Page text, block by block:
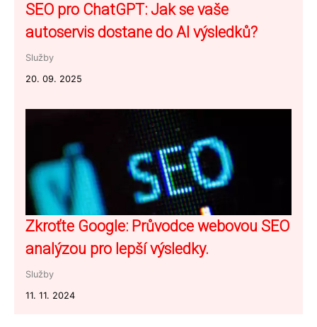
SEO pro ChatGPT: Jak se vaše
autoservis dostane do AI výsledků?
Služby
20. 09. 2025
Zkroťte Google: Průvodce webovou SEO
analýzou pro lepší výsledky.
Služby
11. 11. 2024